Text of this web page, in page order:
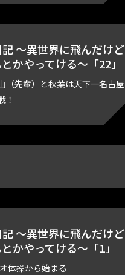
～異世界に飛んだけど
かやってける～「22」
（先輩）と秋葉は天下一名古屋
！
～異世界に飛んだけど
かやってける～「1」
体操から始まる